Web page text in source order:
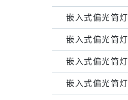
嵌⼊式偏光筒灯
嵌⼊式偏光筒灯
嵌⼊式偏光筒灯
嵌⼊式偏光筒灯